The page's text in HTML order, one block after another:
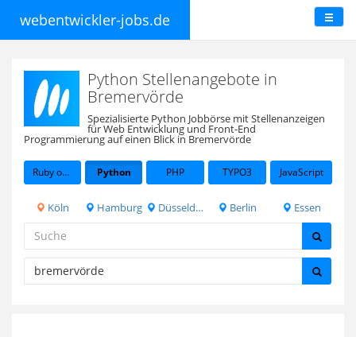
webentwickler-jobs.de
Python Stellenangebote in
Bremervörde
Spezialisierte Python Jobbörse mit Stellenanzeigen
für Web Entwicklung und Front-End
Programmierung auf einen Blick in Bremervörde
Ruby on Rails Python PHP TYPO3 JavaScript
Köln Hamburg Düsseldorf Berlin Essen